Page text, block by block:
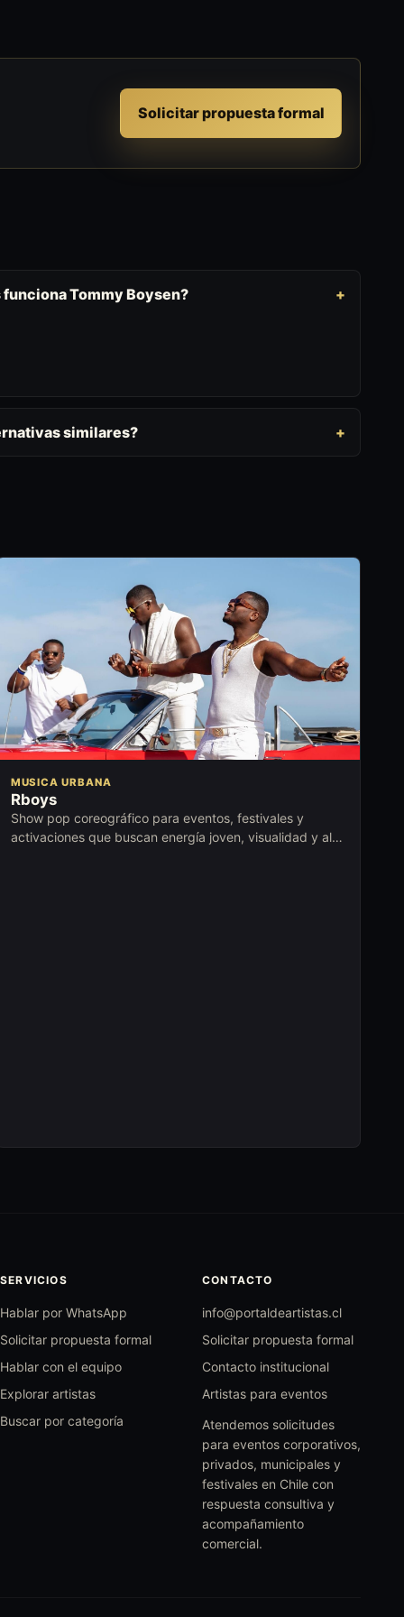
Solicitar propuesta formal
Tommy Boysen?
similares?
MUSICA URBANA
Rboys
Show pop coreográfico para eventos, festivales y
activaciones que buscan energía joven, visualidad y alto
SERVICIOS
Hablar por WhatsApp
Solicitar propuesta formal
Hablar con el equipo
Explorar artistas
Buscar por categoría
CONTACTO
info@portaldeartistas.cl
Solicitar propuesta formal
Contacto institucional
Artistas para eventos
Atendemos solicitudes
para eventos corporativos,
privados, municipales y
festivales en Chile con
respuesta consultiva y
acompañamiento
comercial.